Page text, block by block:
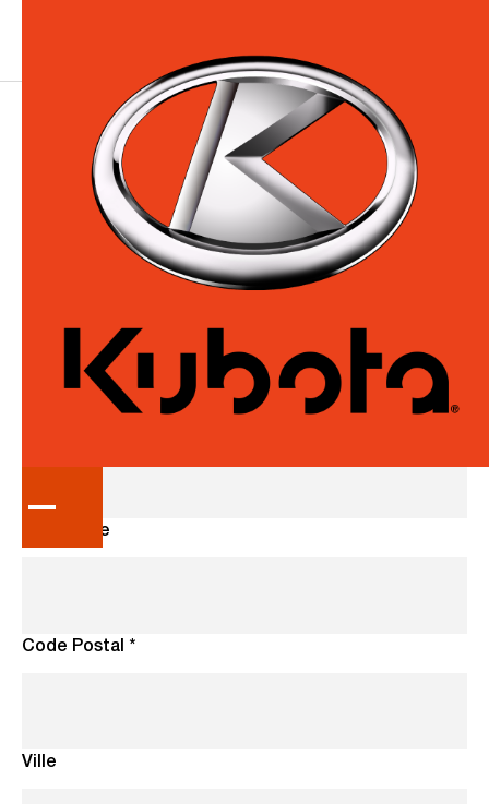
*L'astérisque indique un champ obligatoire
Prénom *
Courrier Éléctronique *
Téléphone
Code Postal *
Ville